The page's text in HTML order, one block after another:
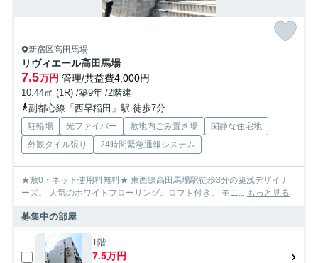
新宿区高田馬場
リヴィエール高田馬場
7.5万円 管理/共益費4,000円
10.44㎡ (1R) /築9年 /2階建
副都心線「西早稲田」駅 徒歩7分
駐輪場 光ファイバー 敷地内ごみ置き場
閑静な住宅地
外観タイル張り
24時間緊急通報システム
★敷0・ネット使用料無料★ 東西線高田馬場駅徒歩3分の築浅デザイナ
ーズ。 人気のホワイトフローリング。ロフト付き。 モニ... もっと見る
募集中の部屋
1階
7.5万円